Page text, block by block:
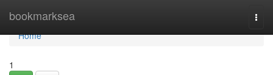
bookmarksea
Home
Home
1